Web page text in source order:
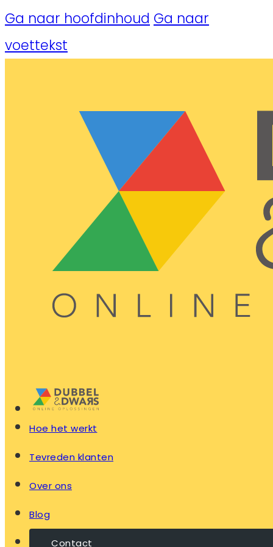
Ga naar hoofdinhoud Ga naar
voettekst
Hoe het werkt
Tevreden klanten
Over ons
Blog
Contact